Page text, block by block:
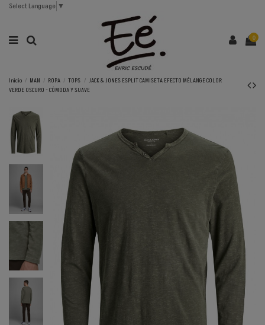
Select Language ▼
0
Inicio MAN ROPA TOPS
JACK & JONES ESPLIT CAMISETA EFECTO MÉLANGE COLOR
VERDE OSCURO - CÓMODA Y SUAVE